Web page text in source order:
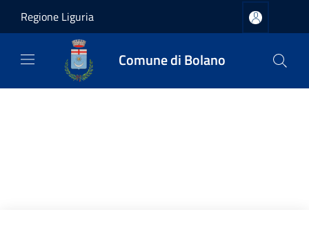
Regione Liguria
Comune di Bolano